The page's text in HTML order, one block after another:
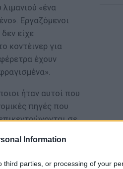
Information
parties, or processing of your
«ένα
Εργαζόμενοι
είχε
κοντέινερ για
έχουν
ήταν αυτοί που
πηγές που
σε
να
πόλη Αρμάγκ με